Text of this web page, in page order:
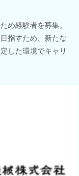
め経験者を募集。
指すため、新たな
した環境でキャリ